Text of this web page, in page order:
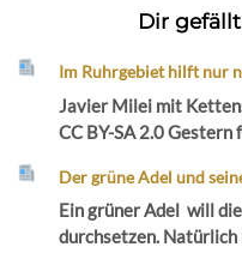
Dir
Im Ruhrgebiet hilft nur
Javier Milei mit
CC BY-SA 2.0
Der grüne Adel und
Ein grüner Adel will
durchsetzen. Natürlich